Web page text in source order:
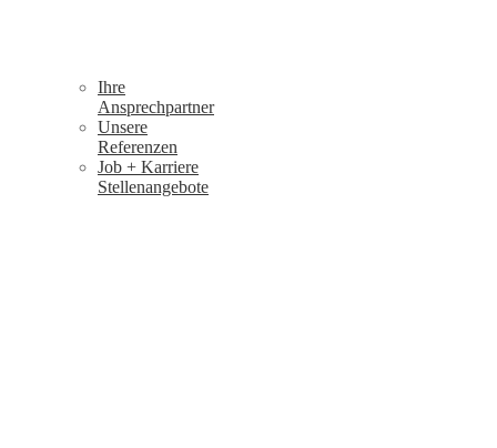
Ihre
Ansprechpartner
Unsere
Referenzen
Job + Karriere
Stellenangebote